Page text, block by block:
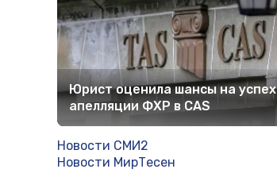
Юрист оценила шансы на успех
апелляции ФХР в CAS
Новости СМИ2
Новости МирТесен